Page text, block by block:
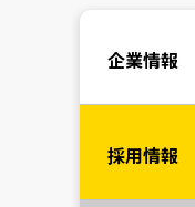
企業情報
採用情報